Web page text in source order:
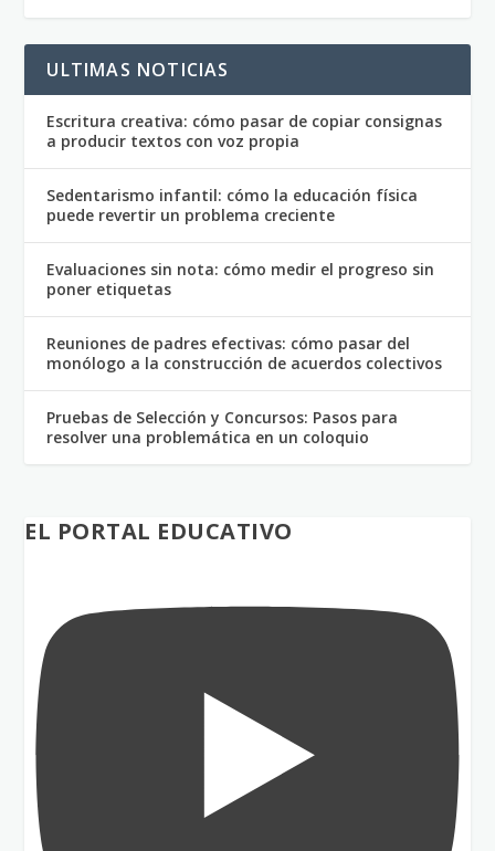
ULTIMAS NOTICIAS
Escritura creativa: cómo pasar de copiar consignas
a producir textos con voz propia
Sedentarismo infantil: cómo la educación física
puede revertir un problema creciente
Evaluaciones sin nota: cómo medir el progreso sin
poner etiquetas
Reuniones de padres efectivas: cómo pasar del
monólogo a la construcción de acuerdos colectivos
Pruebas de Selección y Concursos: Pasos para
resolver una problemática en un coloquio
EL PORTAL EDUCATIVO